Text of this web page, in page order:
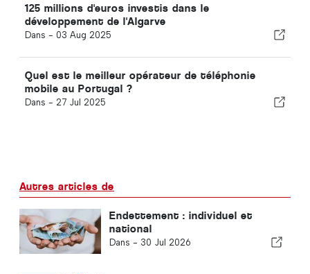
125 millions d'euros investis dans le
développement de l'Algarve
Dans - 03 Aug 2025
Quel est le meilleur opérateur de téléphonie
mobile au Portugal ?
Dans - 27 Jul 2025
Autres articles de
Endettement : individuel et
national
Dans - 30 Jul 2026